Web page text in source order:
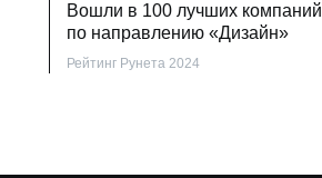
Рейтинг Рунета 2024
Вошли в 100 лучших компаний
по направлению «Дизайн»